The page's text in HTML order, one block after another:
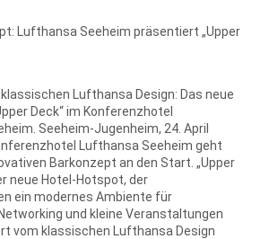
Lufthansa Seeheim präsentiert „Upper
Lufthansa Design: Das neue
Deck“ im Konferenzhotel
Seeheim-Jugenheim, 24. April
Lufthansa Seeheim geht
Barkonzept an den Start. „Upper
neue Hotel-Hotspot, der
ein modernes Ambiente für
und kleine Veranstaltungen
vom klassischen Lufthansa Design